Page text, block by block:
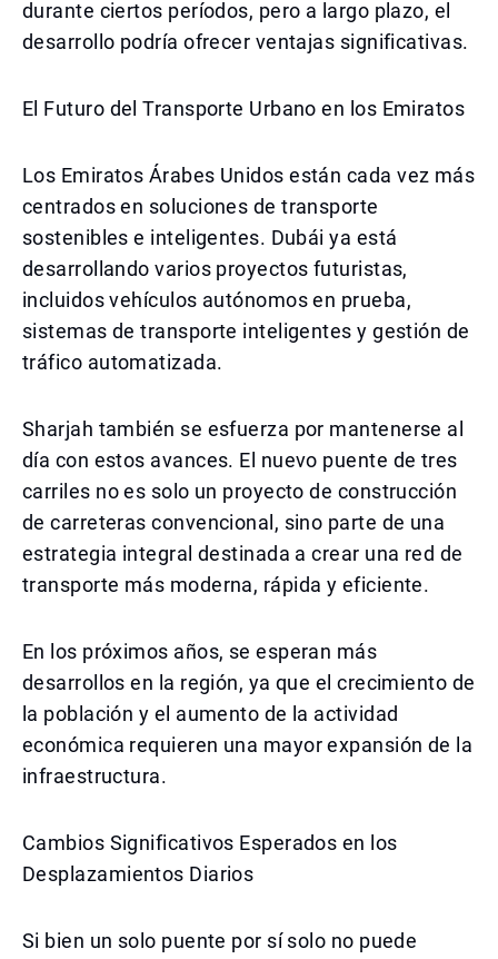
durante ciertos períodos, pero a largo plazo, el
desarrollo podría ofrecer ventajas significativas.
El Futuro del Transporte Urbano en los Emiratos
Los Emiratos Árabes Unidos están cada vez más
centrados en soluciones de transporte
sostenibles e inteligentes. Dubái ya está
desarrollando varios proyectos futuristas,
incluidos vehículos autónomos en prueba,
sistemas de transporte inteligentes y gestión de
tráfico automatizada.
Sharjah también se esfuerza por mantenerse al
día con estos avances. El nuevo puente de tres
carriles no es solo un proyecto de construcción
de carreteras convencional, sino parte de una
estrategia integral destinada a crear una red de
transporte más moderna, rápida y eficiente.
En los próximos años, se esperan más
desarrollos en la región, ya que el crecimiento de
la población y el aumento de la actividad
económica requieren una mayor expansión de la
infraestructura.
Cambios Significativos Esperados en los
Desplazamientos Diarios
Si bien un solo puente por sí solo no puede